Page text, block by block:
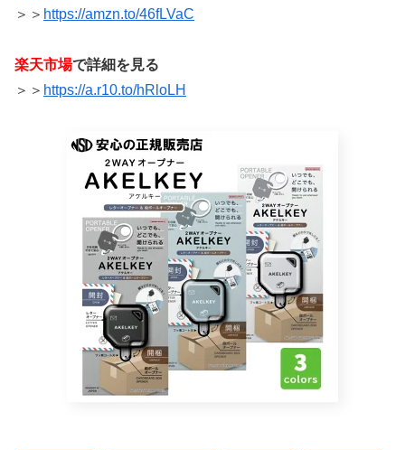
＞＞ https://amzn.to/46fLVaC
楽天市場で詳細を見る
＞＞ https://a.r10.to/hRloLH